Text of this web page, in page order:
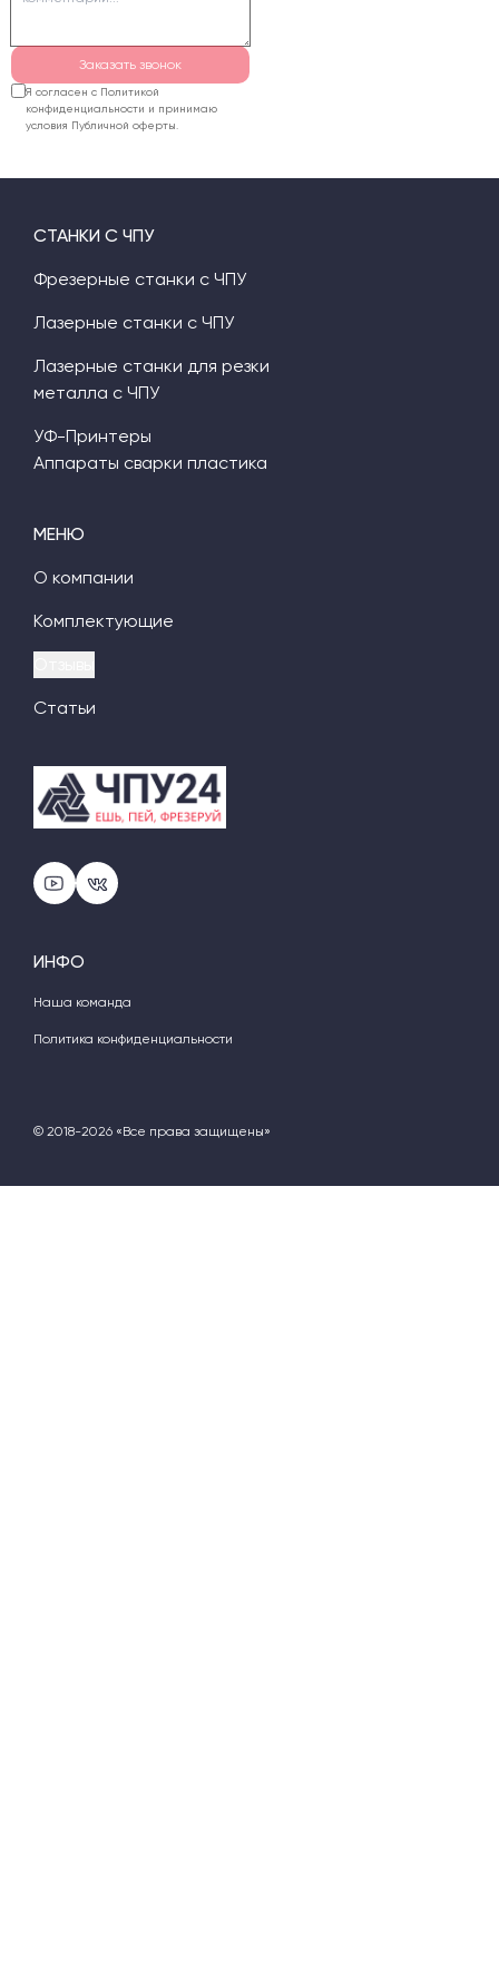
Заказать звонок
Я согласен с Политикой
конфиденциальности и принимаю
условия Публичной оферты.
МЕНЮ
О компании
Комплектующие
Статьи
СТАНКИ С ЧПУ
Фрезерные станки с ЧПУ
Лазерные станки с ЧПУ
Лазерные станки для резки
металла с ЧПУ
УФ-Принтеры
Аппараты сварки пластика
ИНФО
Наша команда
Политика конфиденциальности
© 2018-2026 «Все права защищены»